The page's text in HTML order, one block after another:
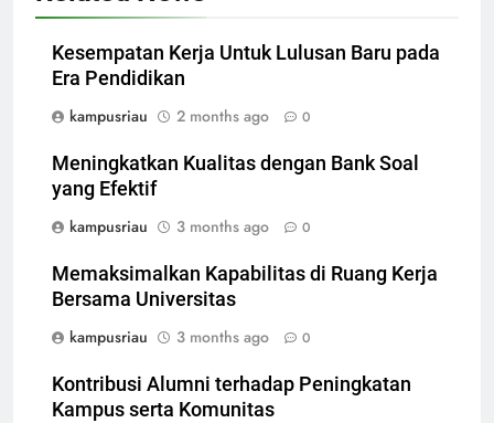
Kesempatan Kerja Untuk Lulusan Baru pada
Era Pendidikan
kampusriau
2 months ago 0
Meningkatkan Kualitas dengan Bank Soal
yang Efektif
kampusriau
3 months ago 0
Memaksimalkan Kapabilitas di Ruang Kerja
Bersama Universitas
kampusriau
3 months ago 0
Kontribusi Alumni terhadap Peningkatan
Kampus serta Komunitas